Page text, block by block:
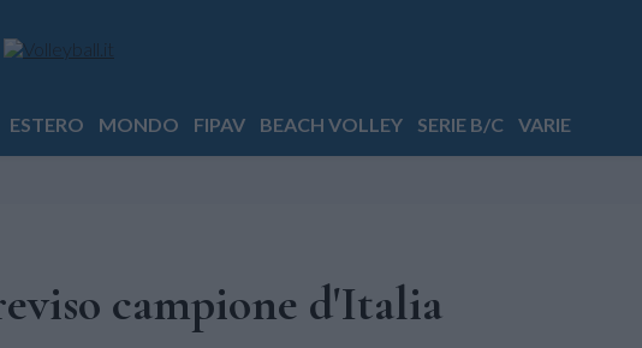
ESTERO MONDO FIPAV BEACH VOLLEY SERIE B/C VARIE
campione d'Italia